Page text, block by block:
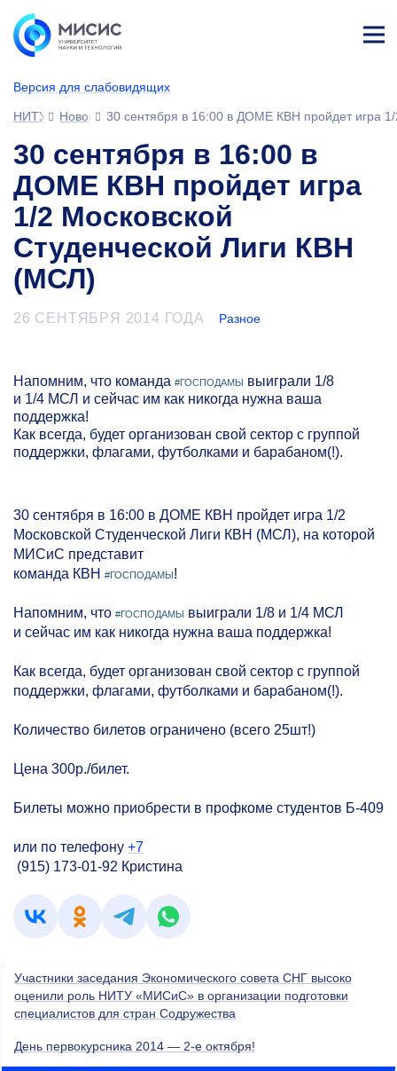
Версия для слабовидящих
ине
НИТУ МИСИС
Новости30 сентября в 16:00 в ДОМЕ КВН пройдет игра
30 сентября в 16:00 в
ДОМЕ КВН пройдет игра
1/2 Московской
Студенческой Лиги КВН
(МСЛ)
26 СЕНТЯБРЯ 2014 ГОДА Разное
Напомним, что команда #ГОСПОДАМЫ выиграли 1/8
и 1/4 МСЛ и сейчас им как никогда нужна ваша
поддержка!
Как всегда, будет организован свой сектор с группой
поддержки, флагами, футболками и барабаном(!).
30 сентября в 16:00 в ДОМЕ КВН пройдет игра 1/2
Московской Студенческой Лиги КВН (МСЛ), на которой
МИСиС представит
команда КВН #ГОСПОДАМЫ!
Напомним, что #ГОСПОДАМЫ выиграли 1/8 и 1/4 МСЛ
и сейчас им как никогда нужна ваша поддержка!
Как всегда, будет организован свой сектор с группой
поддержки, флагами, футболками и барабаном(!).
Количество билетов ограничено (всего 25шт!)
Цена 300р./билет.
Билеты можно приобрести в профкоме студентов Б-409
или по телефону +7
(915) 173-01-92 Кристина
Участники заседания Экономического совета СНГ высоко
оценили роль НИТУ «МИСиС» в организации подготовки
специалистов для стран Содружества
День первокурсника 2014 — 2-е октября!